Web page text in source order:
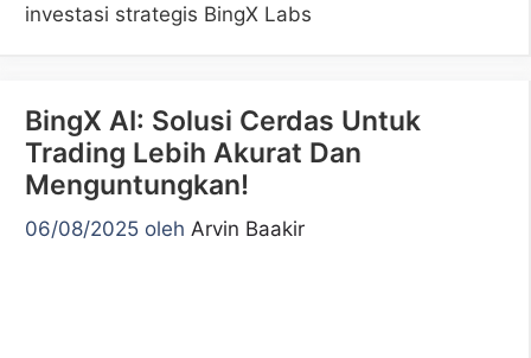
investasi strategis BingX Labs
BingX AI: Solusi Cerdas Untuk
Trading Lebih Akurat Dan
Menguntungkan!
06/08/2025 oleh Arvin Baakir